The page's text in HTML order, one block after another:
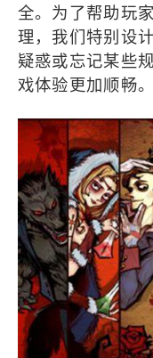
全。为了帮助玩
理，我们特别设
疑惑或忘记某些
戏体验更加顺畅。